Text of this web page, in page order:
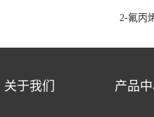
2-氟丙
关于我们 产品